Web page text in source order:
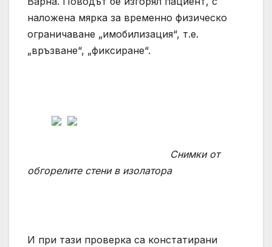
наложена мярка за временно физическо
ограничаване „имобилизация“, т.е.
„връзване“, „фиксиране“.
Снимки от
обгорелите стени в изолатора
И при тази проверка са констатирани